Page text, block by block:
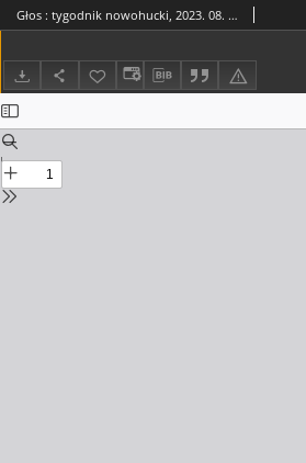
Głos : tygodnik nowohucki, 2023. 08. 04, nr 31